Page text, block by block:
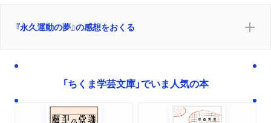
『永久運動の夢』の感想をおくる
「ちくま学芸文庫」でいま人気の本